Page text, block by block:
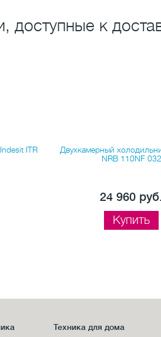
доступные к
ITR
Двухкамерный
NRB 110NF 032
24 960
Купить
Техника для дома